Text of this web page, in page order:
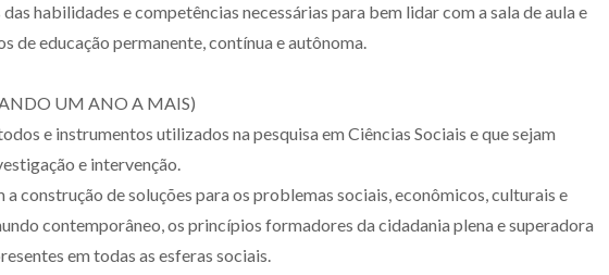
habilidades e competências necessárias para bem lidar com a sala de aula e
de educação permanente, contínua e autônoma.
UM ANO A MAIS)
e instrumentos utilizados na pesquisa em Ciências Sociais e que sejam
e intervenção.
construção de soluções para os problemas sociais, econômicos, culturais e
contemporâneo, os princípios formadores da cidadania plena e superadora
em todas as esferas sociais.